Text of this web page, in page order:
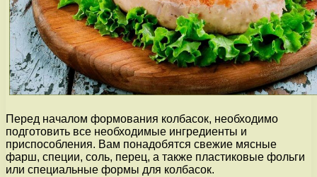
Перед началом формования колбасок, необходимо
подготовить все необходимые ингредиенты и
приспособления. Вам понадобятся свежие мясные
фарш, специи, соль, перец, а также пластиковые фольги
или специальные формы для колбасок.